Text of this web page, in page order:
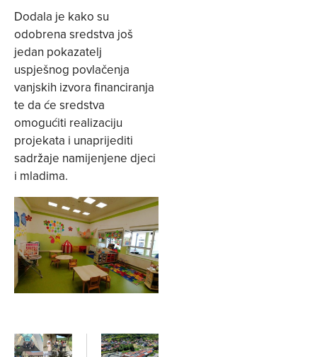
Dodala je kako su
odobrena sredstva još
jedan pokazatelj
uspješnog povlačenja
vanjskih izvora financiranja
te da će sredstva
omogućiti realizaciju
projekata i unaprijediti
sadržaje namijenjene djeci
i mladima.